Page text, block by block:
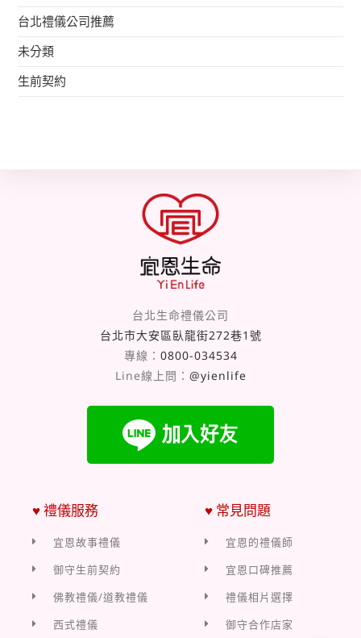
台北禮儀公司推薦
未分類
生前契約
台北生命禮儀公司
台北市大安區臥龍街272巷1號
專線： 0800-034534
Line線上問： @yienlife
♥ 禮儀服務
宜恩故事禮儀
御守生前契約
佛教禮儀/道教禮儀
西式禮儀
♥ 常見問題
宜恩的禮儀師
宜恩口碑推薦
禮儀相片選擇
御守合作店家